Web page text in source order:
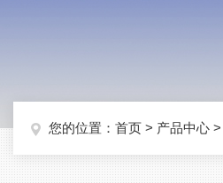
您的位置： 首页 > 产品中心 >